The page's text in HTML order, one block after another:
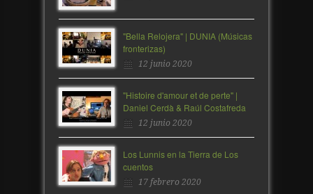
"Bella Relojera" | DUNIA (Músicas
fronterizas)
12 junio 2020
"Histoire d'amour et de perte" |
Daniel Cerdà & Raúl Costafreda
12 junio 2020
Los Lunnis en la Tierra de Los
cuentos
17 febrero 2020